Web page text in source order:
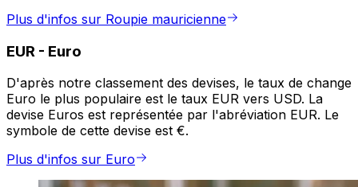
Plus d'infos sur Roupie mauricienne
EUR - Euro
D'après notre classement des devises, le taux de change
Euro le plus populaire est le taux EUR vers USD. La
devise Euros est représentée par l'abréviation EUR. Le
symbole de cette devise est €.
Plus d'infos sur Euro